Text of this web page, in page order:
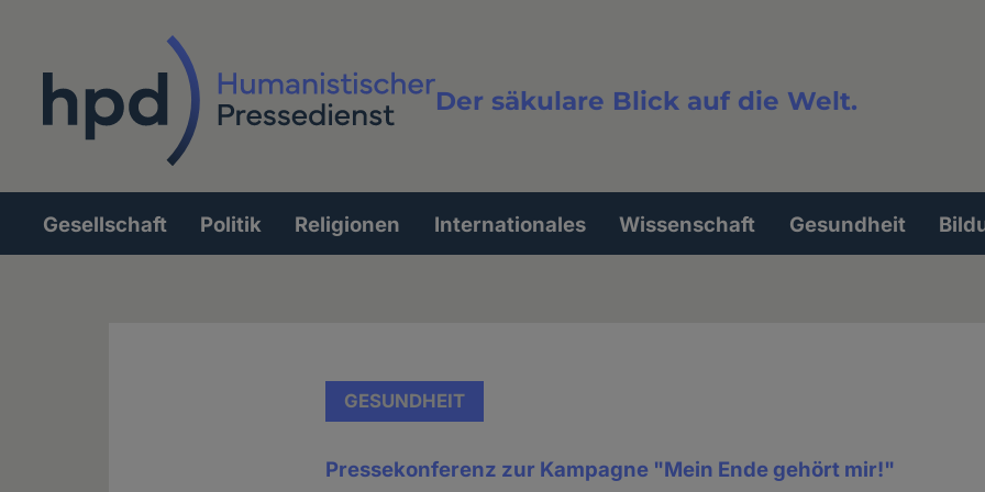
Der säkulare Blick auf die Welt.
Volltextsuche
Hauptnavigation
Gesellschaft Politik Religionen Internationales Wissenschaft Gesundheit
GESUNDHEIT
Pressekonferenz zur Kampagne "Mein Ende gehört mir!"